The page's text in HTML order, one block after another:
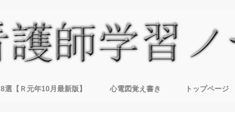
【Ｒ元年10月最新版】 心電図覚え書き トップページ